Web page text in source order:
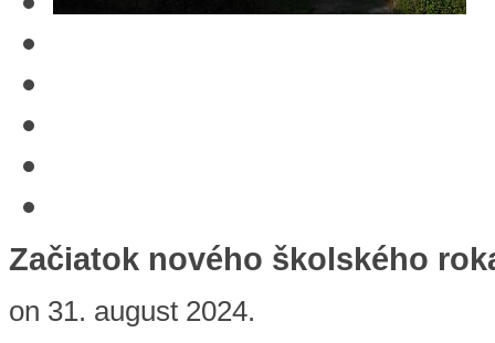
Začiatok nového školského
on 31. august 2024.